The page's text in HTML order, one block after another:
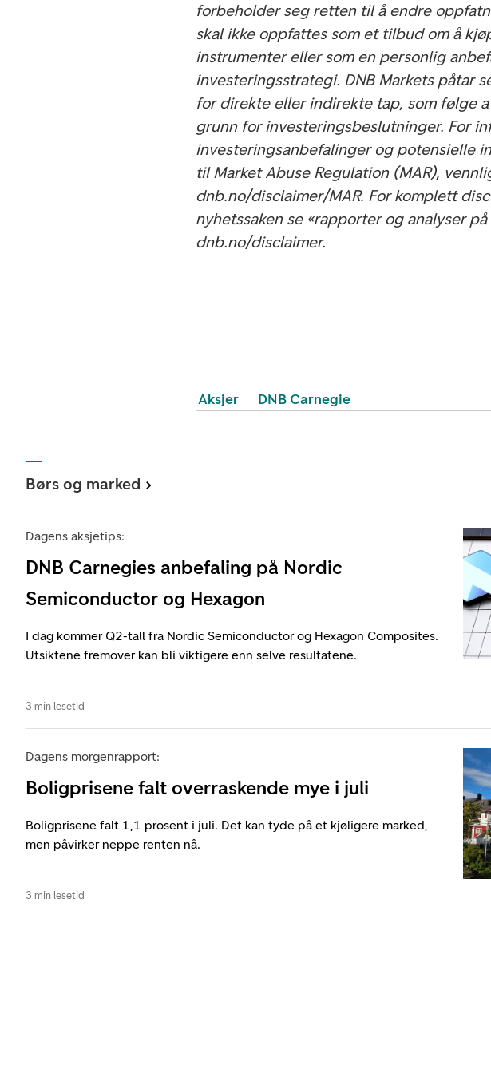
forbeholder seg retten til å endre
skal ikke oppfattes som et tilbud om å
instrumenter eller som en personlig
investeringsstrategi. DNB Markets påtar
for direkte eller indirekte tap, som følge
grunn for investeringsbeslutninger. For
investeringsanbefalinger og potensielle
til Market Abuse Regulation (MAR),
dnb.no/disclaimer/MAR. For komplett
nyhetssaken se «rapporter og analyser
dnb.no/disclaimer.
Aksjer DNB Carnegie
Børs og marked
Dagens aksjetips:
DNB Carnegies anbefaling på Nordic
Semiconductor og Hexagon
I dag kommer Q2-tall fra Nordic Semiconductor og Hexagon Composites.
Utsiktene fremover kan bli viktigere enn selve resultatene.
3 min lesetid
Dagens morgenrapport:
Boligprisene falt overraskende mye i juli
Boligprisene falt 1,1 prosent i juli. Det kan tyde på et kjøligere marked,
men påvirker neppe renten nå.
3 min lesetid